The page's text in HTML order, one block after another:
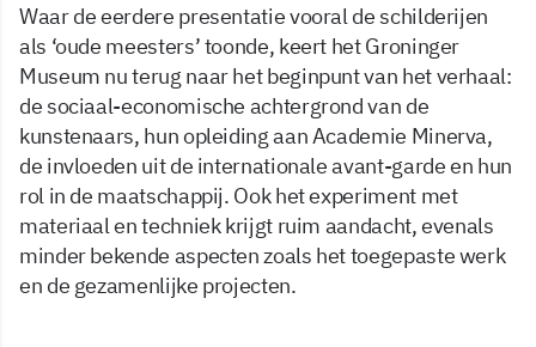
Waar de eerdere presentatie vooral de schilderijen
als ‘oude meesters’ toonde, keert het Groninger
Museum nu terug naar het beginpunt van het verhaal:
de sociaal-economische achtergrond van de
kunstenaars, hun opleiding aan Academie Minerva,
de invloeden uit de internationale avant-garde en hun
rol in de maatschappij. Ook het experiment met
materiaal en techniek krijgt ruim aandacht, evenals
minder bekende aspecten zoals het toegepaste werk
en de gezamenlijke projecten.